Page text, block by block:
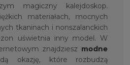
magiczny kalejdoskop.
materiałach, mocnych
tkaninach i nonszalanckich
uświetnia inny model. W
znajdziesz modne
okazję, które rozbudzą